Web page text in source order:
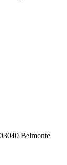
Belmonte